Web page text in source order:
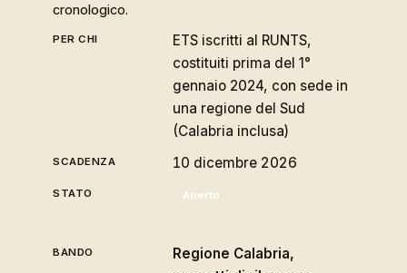
cronologico.
ETS iscritti al RUNTS,
costituiti prima del 1°
gennaio 2024, con sede in
una regione del Sud
(Calabria inclusa)
10 dicembre 2026
Aperto
Regione Calabria,